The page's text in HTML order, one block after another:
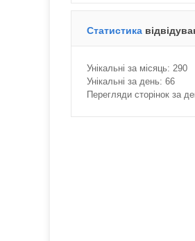
Статистика
Унікальні за місяць: 290
Унікальні за день: 66
Перегляди сторінок за